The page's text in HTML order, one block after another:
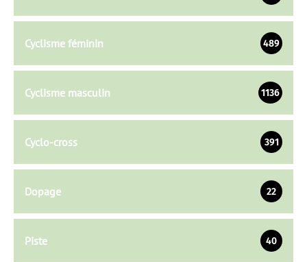
Cyclisme féminin 489
Cyclisme masculin 1136
Cyclo-cross 391
Dopage 22
Piste 40